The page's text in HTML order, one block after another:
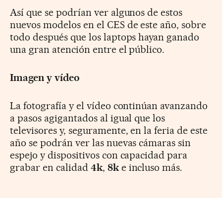
Así que se podrían ver algunos de estos
nuevos modelos en el CES de este año, sobre
todo después que los laptops hayan ganado
una gran atención entre el público.
Imagen y vídeo
La fotografía y el vídeo continúan avanzando
a pasos agigantados al igual que los
televisores y, seguramente, en la feria de este
año se podrán ver las nuevas cámaras sin
espejo y dispositivos con capacidad para
grabar en calidad 4k, 8ke incluso más.